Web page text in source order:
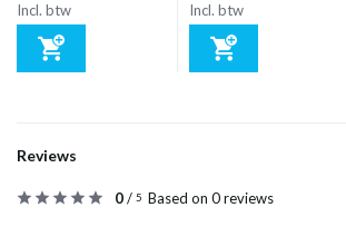
Incl. btw
Incl. btw
Reviews
0/ 5 Based on 0 reviews